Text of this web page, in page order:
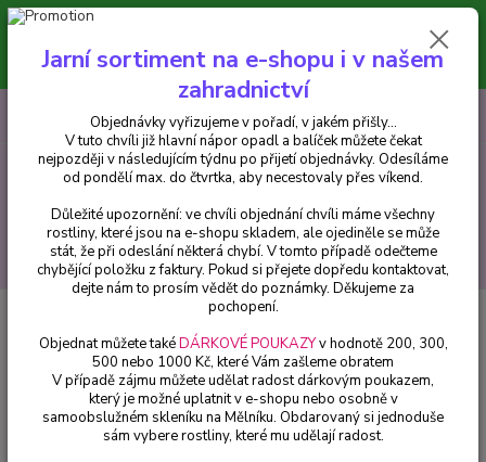
Minimální hodnota pro odeslání z e-shopu je 300 Kč.
V tuto chvíli již hlavní nápor objednávek opadl a balíček můžete čekat
nejpozději v následujícím týdnu po přijetí objednávky. Objednávky
vyřizujeme v pořadí, v jakém přišly...
Menu
CZK
Hledat
+420 602 223 614
Šťovík krvavý (Rumex sanguineus) - cena na
Šťovík krvavý (Rumex
sanguineus) - cena na prodejně
Jarní sortiment na e-shopu i v našem
zahradnictví
Objednávky vyřizujeme v pořadí, v jakém přišly...
V tuto chvíli již hlavní nápor opadl a balíček můžete čekat
nejpozději v následujícím týdnu po přijetí objednávky. Odesíláme
od pondělí max. do čtvrtka, aby necestovaly přes víkend.
Důležité upozornění: ve chvíli objednání chvíli máme všechny
rostliny, které jsou na e-shopu skladem, ale ojediněle se může
stát, že při odeslání některá chybí. V tomto případě odečteme
chybějící položku z faktury. Pokud si přejete dopředu kontaktovat,
dejte nám to prosím vědět do poznámky. Děkujeme za
pochopení.
Objednat můžete takéDÁRKOVÉ POUKAZYv hodnotě 200, 300,
500 nebo 1000 Kč, které Vám zašleme obratem
V případě zájmu můžete udělat radost dárkovým poukazem,
který je možné uplatnit v e-shopu nebo osobně v
samoobslužném skleníku na Mělníku. Obdarovaný si jednoduše
sám vybere rostliny, které mu udělají radost.